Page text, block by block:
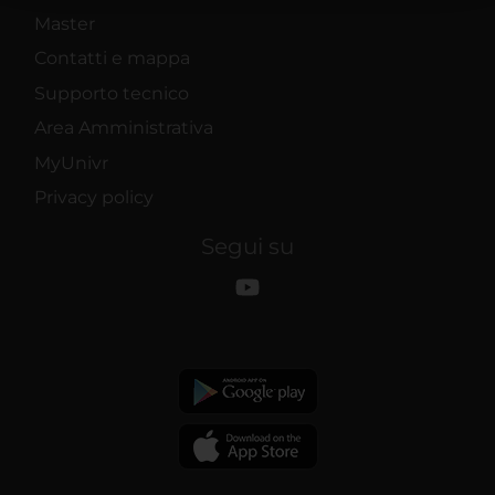
raccolto dal tuo utilizzo dei loro servizi.
Master
Contatti e mappa
Supporto tecnico
Area Amministrativa
MyUnivr
Privacy policy
Segui su